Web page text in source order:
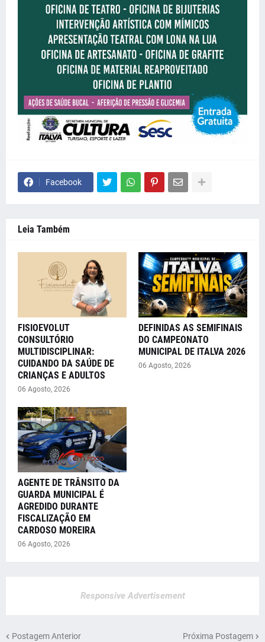
Facebook
Leia Também
FISIOEVOLUT
CONSULTÓRIO
MULTIDISCIPLINAR:
CUIDANDO DA SAÚDE DE
CRIANÇAS E ADULTOS
06 Agosto, 2026
DEFINIDAS AS SEMIFINAIS
DO CAMPEONATO
MUNICIPAL DE ITALVA 2026
06 Agosto, 2026
AGENTE DE TRÂNSITO DA
GUARDA MUNICIPAL É
AGREDIDO DURANTE
FISCALIZAÇÃO EM
CARDOSO MOREIRA
06 Agosto, 2026
Responsive Advertisement
Postagem Anterior Próxima Postagem